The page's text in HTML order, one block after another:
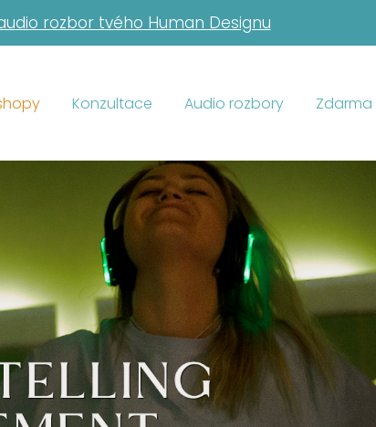
rozbor tvého Human Designu
Konzultace Audio rozbory Zdarma